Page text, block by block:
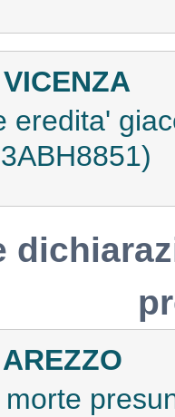
eredita'